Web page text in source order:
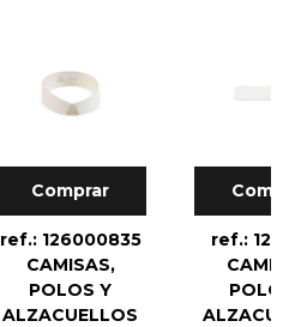
Comprar
ref.: 126000835
CAMISAS,
POLOS Y
ALZACUELLOS
ref.: